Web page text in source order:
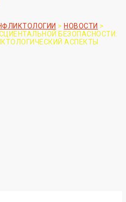
> НОВОСТИ >
БЕЗОПАСНОСТИ:
АСПЕКТЫ